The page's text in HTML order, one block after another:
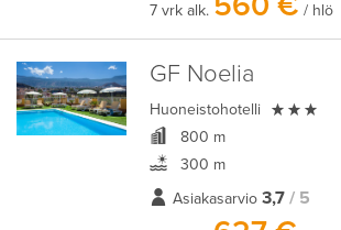
7 vrk alk. / hlö
GF Noelia
Huoneistohotelli 
800 m
300 m
Asiakasarvio 3,7 / 5